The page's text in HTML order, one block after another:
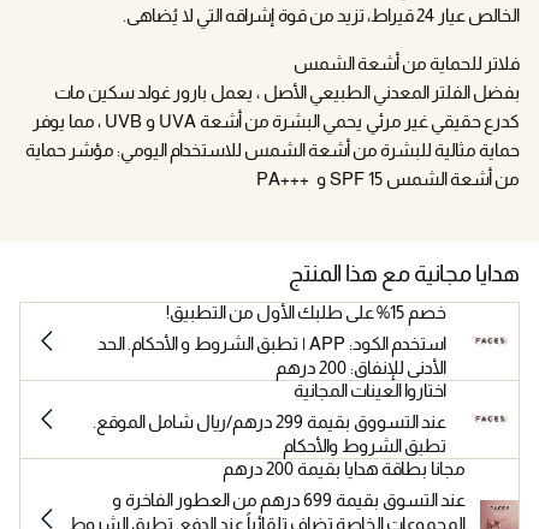
الخالص عيار 24 قيراط، تزيد من قوة إشراقه التي لا يُضاهى.
فلاتر للحماية من أشعة الشمس
بفضل الفلتر المعدني الطبيعي الأصل ، يعمل بارور غولد سكين مات
كدرع حقيقي غير مرئي يحمي البشرة من أشعة UVA و UVB ، مما يوفر
حماية مثالية للبشرة من أشعة الشمس للاستخدام اليومي: مؤشر حماية
من أشعة الشمس SPF 15 و +++PA
هدايا مجانية مع هذا المنتج
خصم 15% على طلبك الأول من التطبيق!
استخدم الكود: APP | تطبق الشروط و الأحكام. الحد
الأدنى للإنفاق: 200 درهم
اختاروا العينات المجانية
عند التسووق بقيمة 299 درهم/ريال شامل الموقع.
تطبق الشروط والأحكام
مجانا بطاقة هدايا بقيمة 200 درهم
عند التسوق بقيمة 699 درهم من العطور الفاخرة و
المجموعات الخاصة تضاف تلقائياً عند الدفع. تطبق الشروط